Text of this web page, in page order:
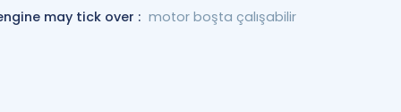
may tick over : motor boşta çalışabilir